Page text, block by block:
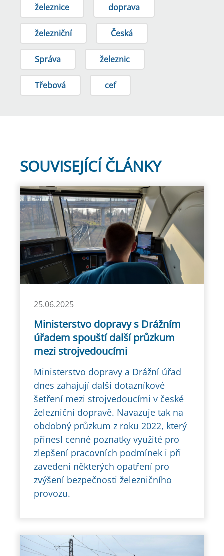
železnice doprava
železniční Česká
Správa železnic
Třebová cef
SOUVISEJÍCÍ ČLÁNKY
25.06.2025
Ministerstvo dopravy s Drážním
úřadem spouští další průzkum
mezi strojvedoucími
Ministerstvo dopravy a Drážní úřad
dnes zahajují další dotazníkové
šetření mezi strojvedoucími v české
železniční dopravě. Navazuje tak na
obdobný průzkum z roku 2022, který
přinesl cenné poznatky využité pro
zlepšení pracovních podmínek i při
zavedení některých opatření pro
zvýšení bezpečnosti železničního
provozu.